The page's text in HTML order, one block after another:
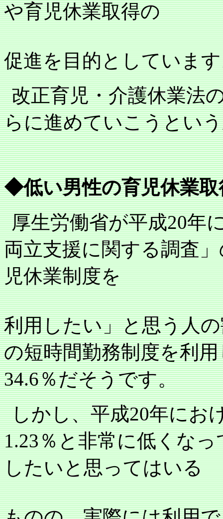
や育児休業取得の
促進を目的としていま
改正育児・介護休業法
らに進めていこうとい
◆低い男性の育児休業取
厚生労働省が平成20年
両立支援に関する調査
児休業制度を
利用したい」と思う人
の短時間勤務制度を利
34.6％だそうです。
しかし、平成20年にお
1.23％と非常に低くな
したいと思ってはいる